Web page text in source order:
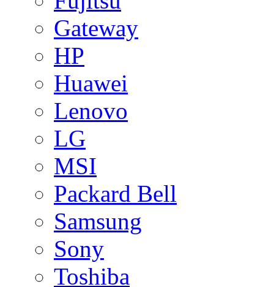
Gateway
HP
Huawei
Lenovo
LG
MSI
Packard Bell
Samsung
Sony
Toshiba